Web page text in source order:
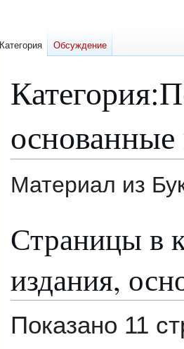
Категория:
основанные
Материал из
к
навигации
к
поиску
Страницы в
издания,
Показано 11
Категория Обсуждение